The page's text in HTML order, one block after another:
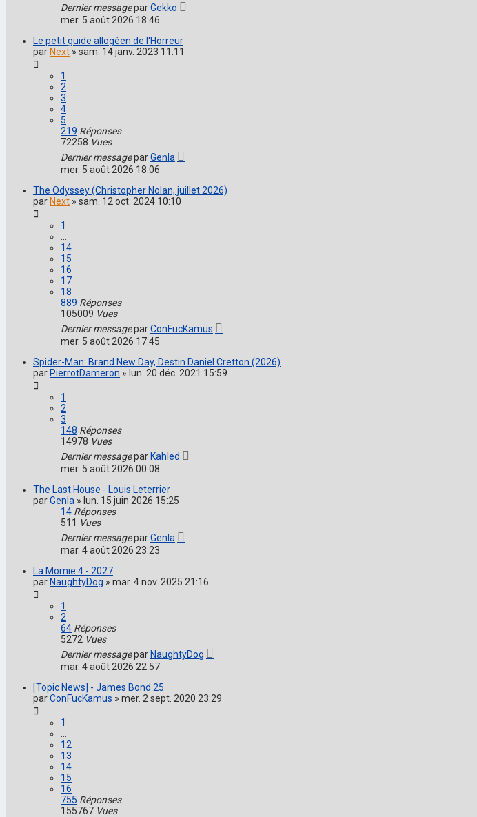
Dernier messageparGekko
mer. 5 août 2026 18:46
Le petit guide allogéen de l'Horreur
parNext » sam. 14 janv. 2023 11:11
1
2
3
4
5
219 Réponses
72258 Vues
Dernier messageparGenla
mer. 5 août 2026 18:06
The Odyssey (Christopher Nolan, juillet 2026)
parNext » sam. 12 oct. 2024 10:10
1
14
15
16
17
18
889 Réponses
105009 Vues
Dernier messageparConFucKamus
mer. 5 août 2026 17:45
Spider-Man: Brand New Day, Destin Daniel Cretton (2026)
parPierrotDameron » lun. 20 déc. 2021 15:59
1
2
3
148 Réponses
14978 Vues
Dernier messageparKahled
mer. 5 août 2026 00:08
The Last House - Louis Leterrier
parGenla » lun. 15 juin 2026 15:25
14 Réponses
511 Vues
Dernier messageparGenla
mar. 4 août 2026 23:23
La Momie 4 - 2027
parNaughtyDog » mar. 4 nov. 2025 21:16
1
2
64 Réponses
5272 Vues
Dernier messageparNaughtyDog
mar. 4 août 2026 22:57
[Topic News] - James Bond 25
parConFucKamus » mer. 2 sept. 2020 23:29
1
12
13
14
15
16
755 Réponses
155767 Vues